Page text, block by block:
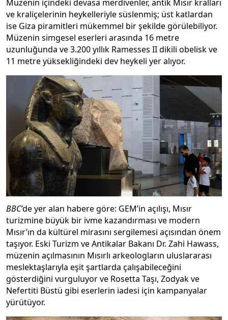
Müzenin içindeki devasa merdivenler, antik Mısır kralları
ve kraliçelerinin heykelleriyle süslenmiş; üst katlardan
ise Giza piramitleri mükemmel bir şekilde görülebiliyor.
Müzenin simgesel eserleri arasında 16 metre
uzunluğunda ve 3.200 yıllık Ramesses II dikili obelisk ve
11 metre yüksekliğindeki dev heykeli yer alıyor.
BBC’de yer alan habere göre: GEM’in açılışı, Mısır
turizmine büyük bir ivme kazandırması ve modern
Mısır’ın da kültürel mirasını sergilemesi açısından önem
taşıyor. Eski Turizm ve Antikalar Bakanı Dr. Zahi Hawass,
müzenin açılmasının Mısırlı arkeologların uluslararası
meslektaşlarıyla eşit şartlarda çalışabileceğini
gösterdiğini vurguluyor ve Rosetta Taşı, Zodyak ve
Nefertiti Büstü gibi eserlerin iadesi için kampanyalar
yürütüyor.